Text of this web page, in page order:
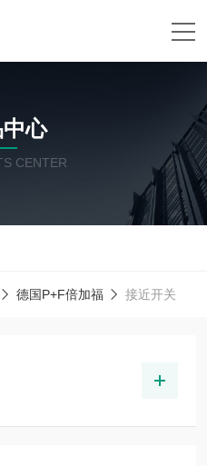
心
CENTER
德国P+F倍加福 接近开关